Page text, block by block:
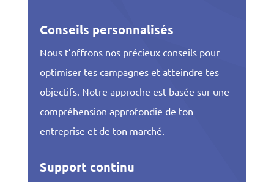
Conseils personnalisés
Nous t’offrons nos précieux conseils pour
optimiser tes campagnes et atteindre tes
objectifs. Notre approche est basée sur une
compréhension approfondie de ton
entreprise et de ton marché.
Support continu